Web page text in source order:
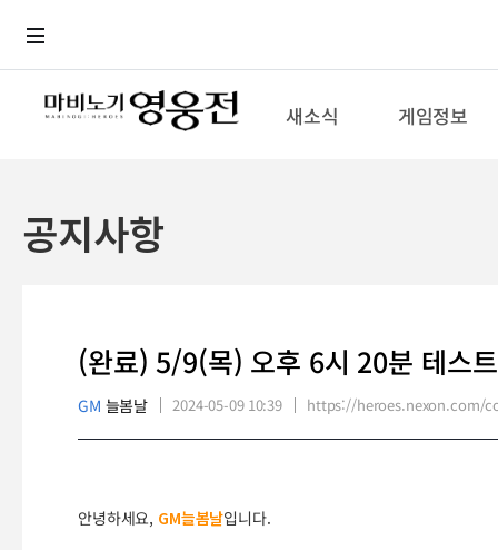
새소식 게임정보
공지사항
(완료) 5/9(목) 오후 6시 20분 테스
GM 늘봄날 2024-05-09 10:39 https://heroes.nexon.com/
안녕하세요, GM늘봄날입니다.